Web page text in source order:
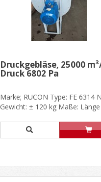
Druckgebläse, 25000
Druck 6802 Pa
Marke; RUCON Type: FE 6314
Gewicht: ± 120 kg Maße: